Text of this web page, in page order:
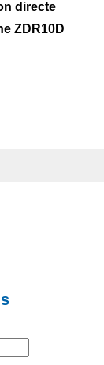
directe
ZDR10D